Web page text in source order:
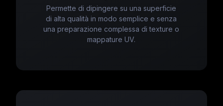
Permette di dipingere su una superficie
di alta qualità in modo semplice e senza
una preparazione complessa di texture o
mappature UV.